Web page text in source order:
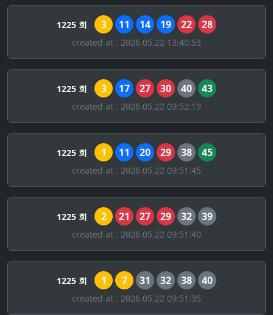
1225 회 3 11 14 19 22 28
created at . 2026.05.22 13:40:53
1225 회 3 17 27 30 40 43
created at . 2026.05.22 09:52:19
1225 회 1 11 20 29 38 45
created at . 2026.05.22 09:51:45
1225 회 2 21 27 29 32 39
created at . 2026.05.22 09:51:40
1225 회 1 7 31 32 38 40
created at . 2026.05.22 09:51:35